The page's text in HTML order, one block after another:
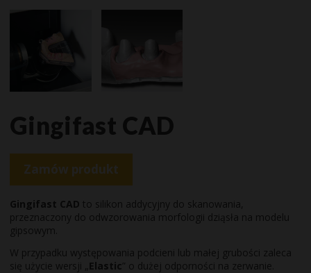
Gingifast CAD
Zamów produkt
Gingifast CAD to silikon addycyjny do skanowania,
przeznaczony do odwzorowania morfologii dziąsła na modelu
gipsowym.
W przypadku występowania podcieni lub małej grubości zaleca
się użycie wersji „ Elastic” o dużej odporności na zerwanie.